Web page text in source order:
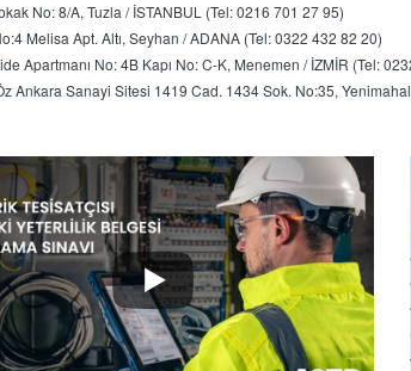
No: 8/A, Tuzla / İSTANBUL (Tel: 0216 701 27 95)
Melisa Apt. Altı, Seyhan / ADANA (Tel: 0322 432 82 20)
Apartmanı No: 4B Kapı No: C-K, Menemen / İZMİR (Tel:
Ankara Sanayi Sitesi 1419 Cad. 1434 Sok. No:35,